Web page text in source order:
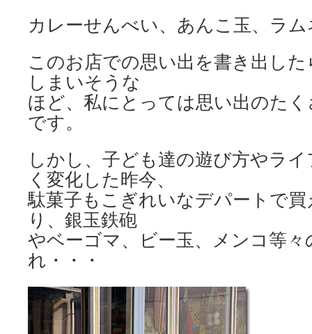
カレーせんべい、あんこ玉、ラ
このお店での思い出を書き出し
しまいそうな
ほど、私にとっては思い出のた
です。
しかし、子ども達の遊び方やラ
く変化した昨今、
駄菓子もこぎれいなデパートで
り、銀玉鉄砲
やベーゴマ、ビー玉、メンコ等
れ・・・